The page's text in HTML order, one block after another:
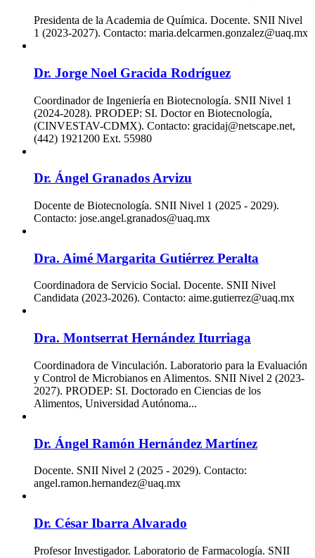
Presidenta de la Academia de Química. Docente. SNII Nivel
1 (2023-2027). Contacto: maria.delcarmen.gonzalez@uaq.mx
Dr. Jorge Noel Gracida Rodríguez
Coordinador de Ingeniería en Biotecnología. SNII Nivel 1
(2024-2028). PRODEP: SI. Doctor en Biotecnología,
(CINVESTAV-CDMX). Contacto: gracidaj@netscape.net,
(442) 1921200 Ext. 55980
Dr. Ángel Granados Arvizu
Docente de Biotecnología. SNII Nivel 1 (2025 - 2029).
Contacto: jose.angel.granados@uaq.mx
Dra. Aimé Margarita Gutiérrez Peralta
Coordinadora de Servicio Social. Docente. SNII Nivel
Candidata (2023-2026). Contacto: aime.gutierrez@uaq.mx
Dra. Montserrat Hernández Iturriaga
Coordinadora de Vinculación. Laboratorio para la Evaluación
y Control de Microbianos en Alimentos. SNII Nivel 2 (2023-
2027). PRODEP: SI. Doctorado en Ciencias de los
Alimentos, Universidad Autónoma...
Dr. Ángel Ramón Hernández Martínez
Docente. SNII Nivel 2 (2025 - 2029). Contacto:
angel.ramon.hernandez@uaq.mx
Dr. César Ibarra Alvarado
Profesor Investigador. Laboratorio de Farmacología. SNII